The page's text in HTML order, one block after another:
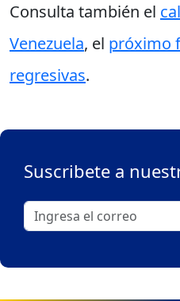
Consulta también el
Venezuela, el próximo
regresivas.
Suscribete a